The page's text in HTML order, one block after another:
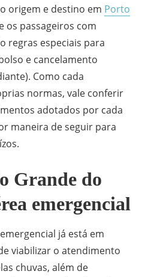
origem e destino em Porto
os passageiros com
regras especiais para
e cancelamento
Como cada
normas, vale conferir
adotados por cada
maneira de seguir para
Grande do
emergencial
já está em
viabilizar o atendimento
chuvas, além de